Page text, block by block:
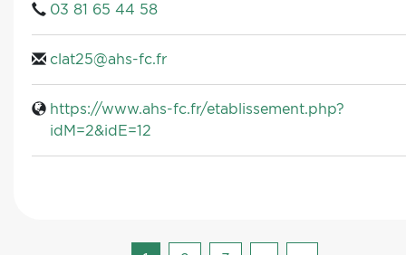
03 81 65 44 58
clat25@ahs-fc.fr
https://www.ahs-fc.fr/etablissement.php?
idM=2&idE=12